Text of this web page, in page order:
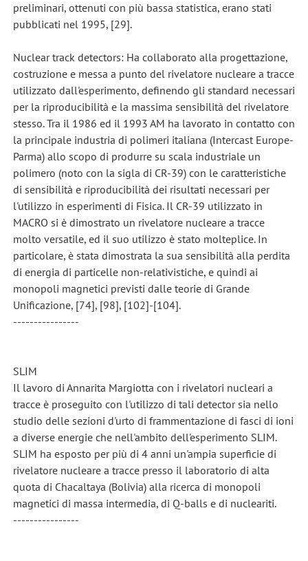
preliminari, ottenuti con più bassa statistica, erano stati
pubblicati nel 1995, [29].
Nuclear track detectors: Ha collaborato alla progettazione,
costruzione e messa a punto del rivelatore nucleare a tracce
utilizzato dall'esperimento, definendo gli standard necessari
per la riproducibilità e la massima sensibilità del rivelatore
stesso. Tra il 1986 ed il 1993 AM ha lavorato in contatto con
la principale industria di polimeri italiana (Intercast Europe-
Parma) allo scopo di produrre su scala industriale un
polimero (noto con la sigla di CR-39) con le caratteristiche
di sensibilità e riproducibilità dei risultati necessari per
l'utilizzo in esperimenti di Fisica. Il CR-39 utilizzato in
MACRO si è dimostrato un rivelatore nucleare a tracce
molto versatile, ed il suo utilizzo è stato molteplice. In
particolare, è stata dimostrata la sua sensibilità alla perdita
di energia di particelle non-relativistiche, e quindi ai
monopoli magnetici previsti dalle teorie di Grande
Unificazione, [74], [98], [102]-[104].
----------------
SLIM
Il lavoro di Annarita Margiotta con i rivelatori nucleari a
tracce è proseguito con l'utilizzo di tali detector sia nello
studio delle sezioni d'urto di frammentazione di fasci di ioni
a diverse energie che nell'ambito dell'esperimento SLIM.
SLIM ha esposto per più di 4 anni un'ampia superficie di
rivelatore nucleare a tracce presso il laboratorio di alta
quota di Chacaltaya (Bolivia) alla ricerca di monopoli
magnetici di massa intermedia, di Q-balls e di nucleariti.
----------------